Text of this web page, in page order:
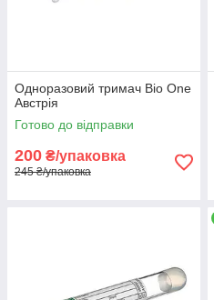
Одноразовий тримач Bio One
Австрія
Готово до відправки
200 ₴/упаковка
245 ₴/упаковка